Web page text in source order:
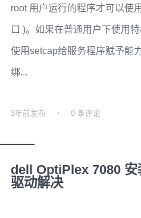
root 用户运行的程序才可以使
口 )。如果在普通用户下使用
使用setcap给服务程序赋予能
绑...
3年前发布 0 条评论
dell OptiPlex 7080
驱动解决